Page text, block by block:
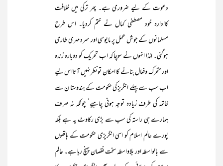
دعوت کے لیے ضروری ہے۔ پھر ترکی میں خلافت
کاادارہ خود مصطفی کمال نے ختم کردیا۔ اس طرح
مسلمانوں کے جوش عمل پر مایوسی اور سرد مہری طاری
ہوگئی۔ لہٰذا انہوں نے سوچا کہ اب تحریک کو دوبارہ زندہ
اور متحرک وفعال بنانے کا امکان تونظر نہیں آتااس لیے
اب سب سے پہلے انگریز کی حکومت کے ہندوستا ن سے
خاتمہ کی طرف زیادہ توجہ ہونی چاہیے‘ چونکہ نہ صرف
ہمارے ہی راستہ کی سب سے بڑی رکاوٹ یہ ہے بلکہ
پورے عالم اسلام کو اسی انگریزی حکومت کے ہاتھوں
سے بالواسطہ اور بلاواسطہ سخت نقصان پہنچ رہا ہے۔ عالم